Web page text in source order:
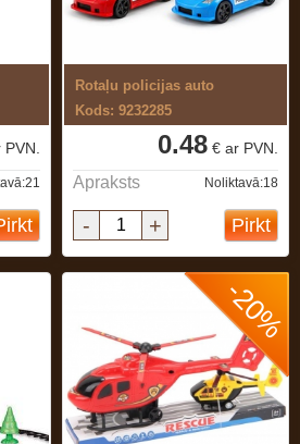
Rotaļu policijas auto
Kods: 9232285
0.48 € ar PVN.
Apraksts Noliktavā:18
- + Pirkt
-20%